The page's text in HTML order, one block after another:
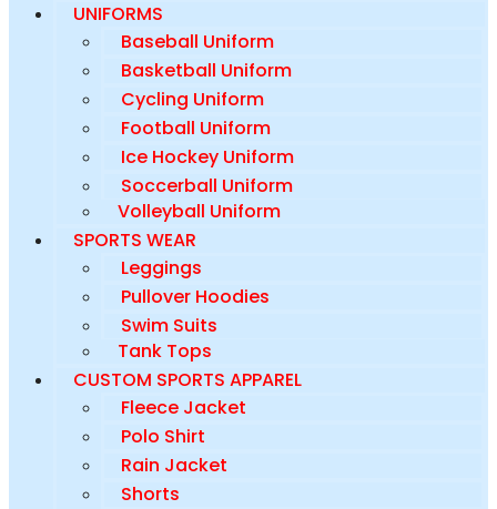
UNIFORMS
Baseball Uniform
Basketball Uniform
Cycling Uniform
Football Uniform
Ice Hockey Uniform
Soccerball Uniform
Volleyball Uniform
SPORTS WEAR
Leggings
Pullover Hoodies
Swim Suits
Tank Tops
CUSTOM SPORTS APPAREL
Fleece Jacket
Polo Shirt
Rain Jacket
Shorts